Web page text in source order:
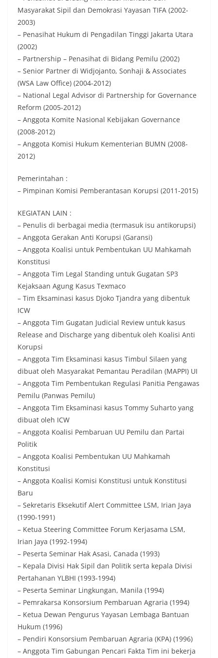
Masyarakat Sipil dan Demokrasi Yayasan TIFA (2002-
2003)
– Penasihat Hukum di Pengadilan Tinggi Jakarta Utara
(2002)
– Partnership – Penasihat di Bidang Pemilu (2002)
– Senior Partner di Widjojanto, Sonhaji & Associates
(WSA Law Office) (2004-2012)
– National Legal Advisor di Partnership for Governance
Reform (2005-2012)
– Anggota Komite Nasional Kebijakan Governance
(2008-2012)
– Anggota Komisi Hukum Kementerian BUMN (2008-
2012)
Pemerintahan :
– Pimpinan Komisi Pemberantasan Korupsi (2011-2015)
KEGIATAN LAIN :
– Penulis di berbagai media (termasuk isu antikorupsi)
– Anggota Gerakan Anti Korupsi (Garansi)
– Anggota Koalisi untuk Pembentukan UU Mahkamah
Konstitusi
– Anggota Tim Legal Standing untuk Gugatan SP3
Kejaksaan Agung Kasus Texmaco
– Tim Eksaminasi kasus Djoko Tjandra yang dibentuk
ICW
– Anggota Tim Gugatan Judicial Review untuk kasus
Release and Discharge yang dibentuk oleh Koalisi Anti
Korupsi
– Anggota Tim Eksaminasi kasus Timbul Silaen yang
dibuat oleh Masyarakat Pemantau Peradilan (MAPPI) UI
– Anggota Tim Pembentukan Regulasi Panitia Pengawas
Pemilu (Panwas Pemilu)
– Anggota Tim Eksaminasi kasus Tommy Suharto yang
dibuat oleh ICW
– Anggota Koalisi Pembaruan UU Pemilu dan Partai
Politik
– Anggota Koalisi Pembentukan UU Mahkamah
Konstitusi
– Anggota Koalisi Komisi Konstitusi untuk Konstitusi
Baru
– Sekretaris Eksekutif Alert Committee LSM, Irian Jaya
(1990-1991)
– Ketua Steering Committee Forum Kerjasama LSM,
Irian Jaya (1992-1994)
– Peserta Seminar Hak Asasi, Canada (1993)
– Kepala Divisi Hak Sipil dan Politik serta kepala Divisi
Pertahanan YLBHI (1993-1994)
– Peserta Seminar Lingkungan, Manila (1994)
– Pemrakarsa Konsorsium Pembaruan Agraria (1994)
– Ketua Dewan Pengurus Yayasan Lembaga Bantuan
Hukum (1996)
– Pendiri Konsorsium Pembaruan Agraria (KPA) (1996)
– Anggota Tim Gabungan Pencari Fakta Tim ini bekerja